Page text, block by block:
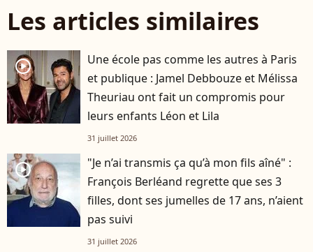
Les articles similaires
player2
Une école pas comme les autres à Paris
et publique : Jamel Debbouze et Mélissa
Theuriau ont fait un compromis pour
leurs enfants Léon et Lila
31 juillet 2026
player2
"Je n’ai transmis ça qu’à mon fils aîné" :
François Berléand regrette que ses 3
filles, dont ses jumelles de 17 ans, n’aient
pas suivi
31 juillet 2026